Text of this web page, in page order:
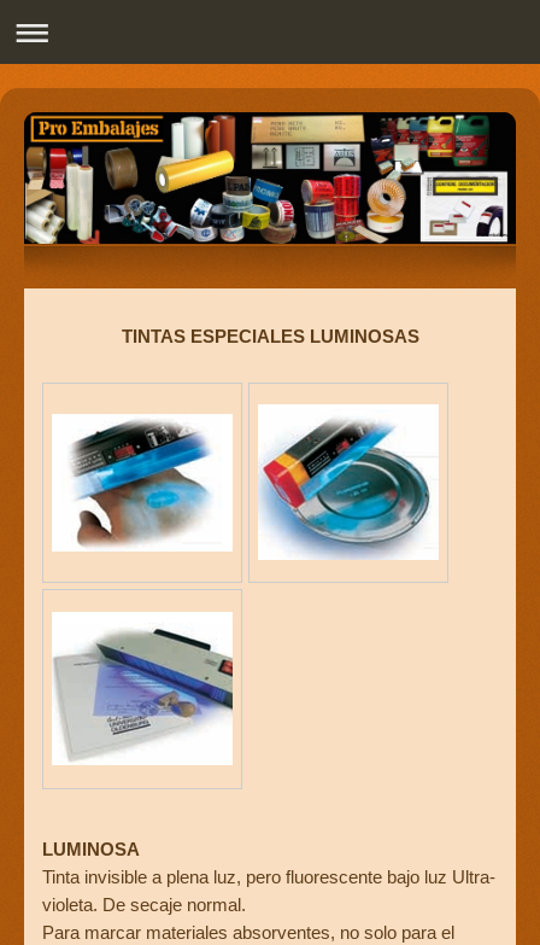
Pro Embalajes
TINTAS ESPECIALES LUMINOSAS
LUMINOSA
Tinta invisible a plena luz, pero fluorescente bajo luz Ultra-
violeta. De secaje normal.
Para marcar materiales absorventes, no solo para el